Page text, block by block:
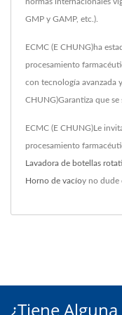
GMP y GAMP, etc.).
ECMC (E CHUNG)ha
procesamiento
con tecnología avanzada
CHUNG)Garantiza que se
ECMC (E CHUNG)Le
procesamiento
Lavadora de botellas
Horno de vacíoy no dude
¿Tiene